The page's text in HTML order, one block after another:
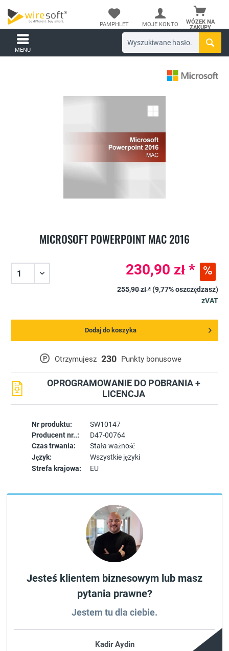
WÓZEK NA
ZAKUPY
PAMPHLET MOJE KONTO
MENU
MICROSOFT POWERPOINT MAC 2016
Nr produktu:
SW10147
Producent nr..:
D47-00764
Czas trwania:
Stała ważność
Język:
Wszystkie języki
Strefa krajowa:
EU
P Otrzymujesz 230 Punkty bonusowe
OPROGRAMOWANIE DO POBRANIA +
LICENCJA
230,90 zł *
255,90 zł *(9,77% oszczędzasz)
zVAT
Dodaj do koszyka
Jesteś klientem biznesowym lub masz
pytania prawne?
Jestem tu dla ciebie.
Kadir Aydin